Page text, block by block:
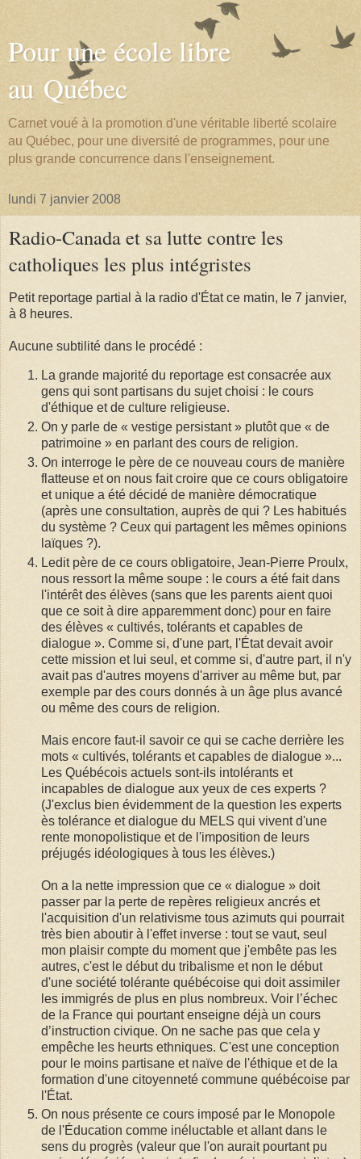
Pour une école libre
au Québec
Carnet voué à la promotion d'une véritable liberté scolaire
au Québec, pour une diversité de programmes, pour une
plus grande concurrence dans l'enseignement.
lundi 7 janvier 2008
Radio-Canada et sa lutte contre les
catholiques les plus intégristes
Petit reportage partial à la radio d'État ce matin, le 7 janvier,
à 8 heures.
Aucune subtilité dans le procédé :
La grande majorité du reportage est consacrée aux
gens qui sont partisans du sujet choisi : le cours
d'éthique et de culture religieuse.
On y parle de « vestige persistant » plutôt que « de
patrimoine » en parlant des cours de religion.
On interroge le père de ce nouveau cours de manière
flatteuse et on nous fait croire que ce cours obligatoire
et unique a été décidé de manière démocratique
(après une consultation, auprès de qui ? Les habitués
du système ? Ceux qui partagent les mêmes opinions
laïques ?).
Ledit père de ce cours obligatoire, Jean-Pierre Proulx,
nous ressort la même soupe : le cours a été fait dans
l'intérêt des élèves (sans que les parents aient quoi
que ce soit à dire apparemment donc) pour en faire
des élèves « cultivés, tolérants et capables de
dialogue ». Comme si, d'une part, l'État devait avoir
cette mission et lui seul, et comme si, d'autre part, il n'y
avait pas d'autres moyens d'arriver au même but, par
exemple par des cours donnés à un âge plus avancé
ou même des cours de religion.
Mais encore faut-il savoir ce qui se cache derrière les
mots « cultivés, tolérants et capables de dialogue »...
Les Québécois actuels sont-ils intolérants et
incapables de dialogue aux yeux de ces experts ?
(J'exclus bien évidemment de la question les experts
ès tolérance et dialogue du MELS qui vivent d'une
rente monopolistique et de l'imposition de leurs
préjugés idéologiques à tous les élèves.)
On a la nette impression que ce « dialogue » doit
passer par la perte de repères religieux ancrés et
l'acquisition d'un relativisme tous azimuts qui pourrait
très bien aboutir à l'effet inverse : tout se vaut, seul
mon plaisir compte du moment que j'embête pas les
autres, c'est le début du tribalisme et non le début
d'une société tolérante québécoise qui doit assimiler
les immigrés de plus en plus nombreux. Voir l’échec
de la France qui pourtant enseigne déjà un cours
d’instruction civique. On ne sache pas que cela y
empêche les heurts ethniques. C'est une conception
pour le moins partisane et naïve de l'éthique et de la
formation d'une citoyenneté commune québécoise par
l'État.
On nous présente ce cours imposé par le Monopole
de l'Éducation comme inéluctable et allant dans le
sens du progrès (valeur que l'on aurait pourtant pu